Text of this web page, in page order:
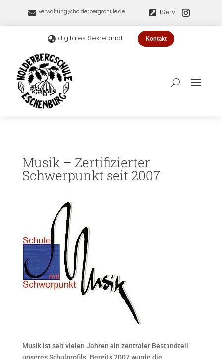
 verwaltung@holderbergschule.de  IServ
 digitales Sekretariat Kontakt
Musik – Zertifizierter
Schwerpunkt seit 2007
Musik ist seit vielen Jahren ein zentraler Bestandteil
unseres Schulprofils. Bereits 2007 wurde die